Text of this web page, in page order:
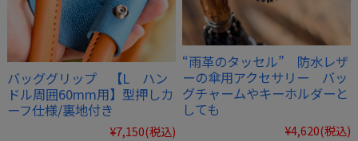
バッググリップ 【L ハン
ドル周囲60mm用】型押しカ
ーフ仕様/裏地付き
¥7,150(税込)
“雨革のタッセル” 防水レザ
ーの傘用アクセサリー バッ
グチャームやキーホルダーと
しても
¥4,620(税込)